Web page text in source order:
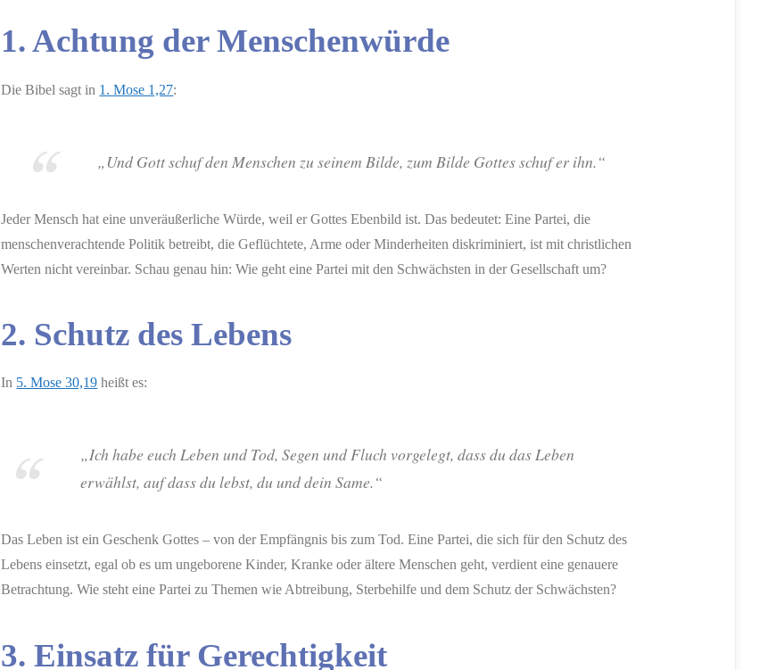
1. Achtung der Menschenwürde
Die Bibel sagt in 1. Mose 1,27:
„Und Gott schuf den Menschen zu seinem Bilde, zum Bilde Gottes schuf er ihn.“
Jeder Mensch hat eine unveräußerliche Würde, weil er Gottes Ebenbild ist. Das bedeutet: Eine Partei, die
menschenverachtende Politik betreibt, die Geflüchtete, Arme oder Minderheiten diskriminiert, ist mit christlichen
Werten nicht vereinbar. Schau genau hin: Wie geht eine Partei mit den Schwächsten in der Gesellschaft um?
2. Schutz des Lebens
In 5. Mose 30,19 heißt es:
„Ich habe euch Leben und Tod, Segen und Fluch vorgelegt, dass du das Leben
erwählst, auf dass du lebst, du und dein Same.“
Das Leben ist ein Geschenk Gottes – von der Empfängnis bis zum Tod. Eine Partei, die sich für den Schutz des
Lebens einsetzt, egal ob es um ungeborene Kinder, Kranke oder ältere Menschen geht, verdient eine genauere
Betrachtung. Wie steht eine Partei zu Themen wie Abtreibung, Sterbehilfe und dem Schutz der Schwächsten?
3. Einsatz für Gerechtigkeit